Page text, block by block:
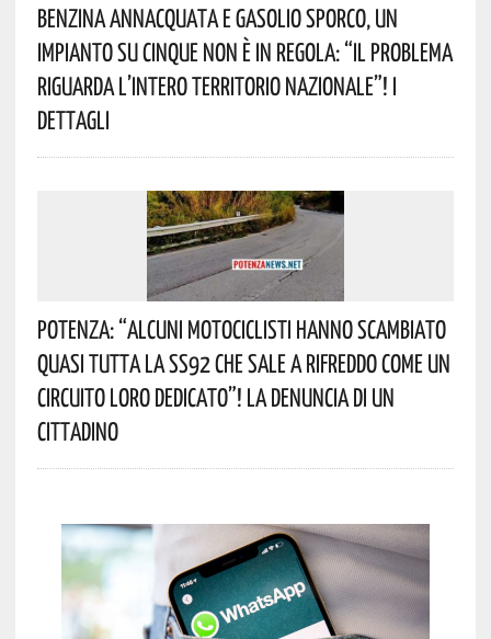
Benzina Annacquata E Gasolio Sporco, Un
Impianto Su Cinque Non È In Regola: “il Problema
Riguarda L’intero Territorio Nazionale”! I
Dettagli
Potenza: “alcuni Motociclisti Hanno Scambiato
Quasi Tutta La SS92 Che Sale A Rifreddo Come Un
Circuito Loro Dedicato”! La Denuncia Di Un
Cittadino